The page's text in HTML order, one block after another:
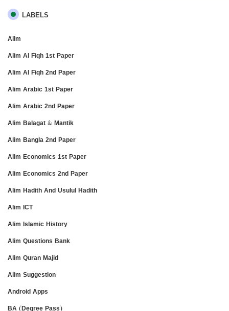
LABELS
Alim
Alim Al Fiqh 1st Paper
Alim Al Fiqh 2nd Paper
Alim Arabic 1st Paper
Alim Arabic 2nd Paper
Alim Balagat & Mantik
Alim Bangla 2nd Paper
Alim Economics 1st Paper
Alim Economics 2nd Paper
Alim Hadith And Usulul Hadith
Alim ICT
Alim Islamic History
Alim Questions Bank
Alim Quran Majid
Alim Suggestion
Android Apps
BA (Degree Pass)